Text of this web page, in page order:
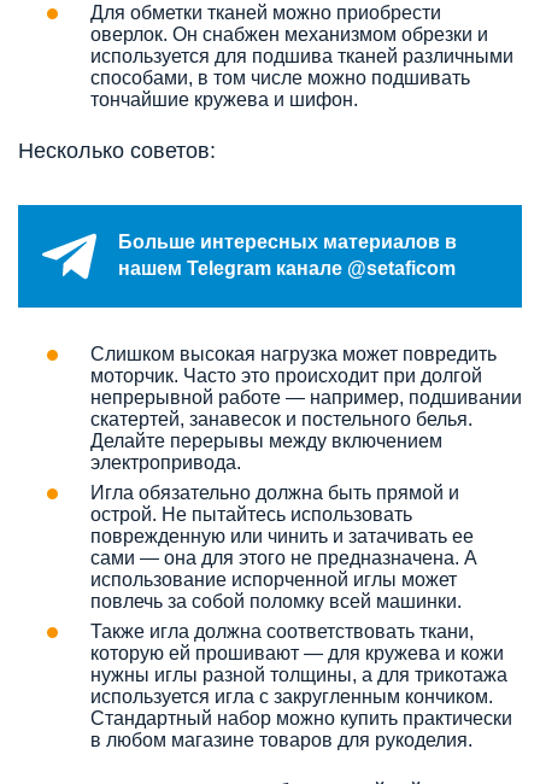
Для обметки тканей можно приобрести
оверлок. Он снабжен механизмом обрезки и
используется для подшива тканей различными
способами, в том числе можно подшивать
тончайшие кружева и шифон.
Несколько советов:
Больше интересных материалов в
нашем Telegram канале @setaficom
Слишком высокая нагрузка может повредить
моторчик. Часто это происходит при долгой
непрерывной работе — например, подшивании
скатертей, занавесок и постельного белья.
Делайте перерывы между включением
электропривода.
Игла обязательно должна быть прямой и
острой. Не пытайтесь использовать
поврежденную или чинить и затачивать ее
сами — она для этого не предназначена. А
использование испорченной иглы может
повлечь за собой поломку всей машинки.
Также игла должна соответствовать ткани,
которую ей прошивают — для кружева и кожи
нужны иглы разной толщины, а для трикотажа
используется игла с закругленным кончиком.
Стандартный набор можно купить практически
в любом магазине товаров для рукоделия.